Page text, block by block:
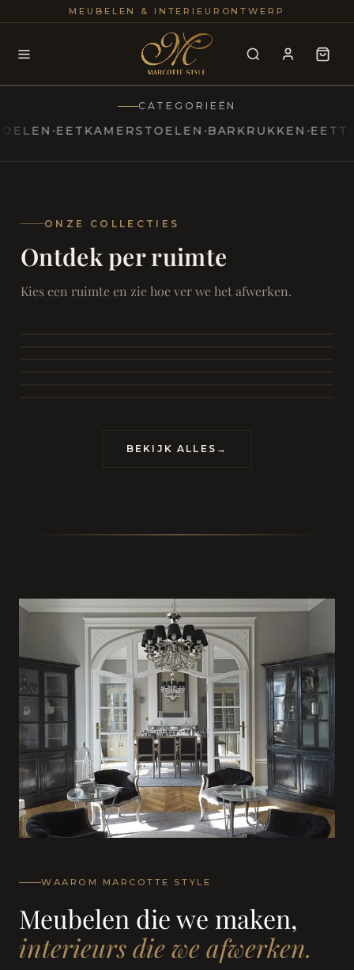
MEUBELEN & INTERIEURONTWERP
Modern
Marcottestyle Living
25+
CATEGORIEËN
EETKAMERSTOELEN BARKRUKKEN
ONZE COLLECTIES
Ontdek per ruimte
Kies een ruimte en zie hoe ver we het afwerken.
SAMEN ONTSPANNEN
Woonkamer
Eetkamer
RUST EN RETRAITE
BEKIJK ALLES →
WAAROM MARCOTTE STYLE
Meubelen die we maken,
interieurs die we afwerken.